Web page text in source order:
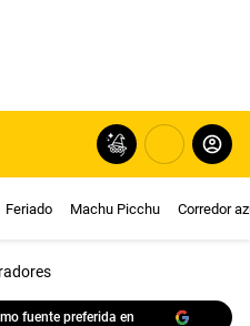
Feriado Machu Picchu Corredor
fuente preferida en